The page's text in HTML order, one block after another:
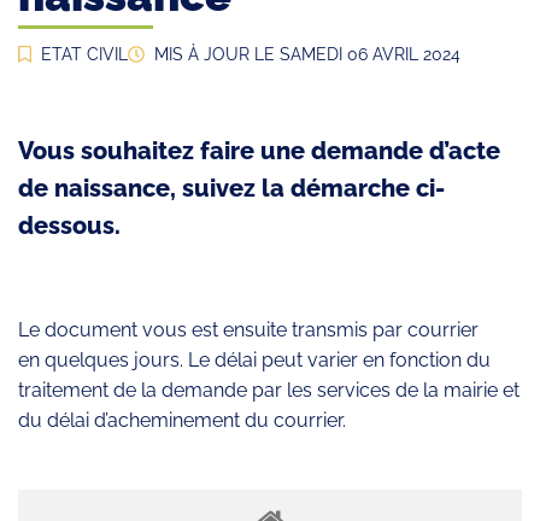
ETAT CIVIL MIS À JOUR LE SAMEDI 06 AVRIL 2024
Vous souhaitez faire une demande d’acte
de naissance, suivez la démarche ci-
dessous.
Le document vous est ensuite transmis par courrier
en quelques jours. Le délai peut varier en fonction du
traitement de la demande par les services de la mairie et
du délai d’acheminement du courrier.